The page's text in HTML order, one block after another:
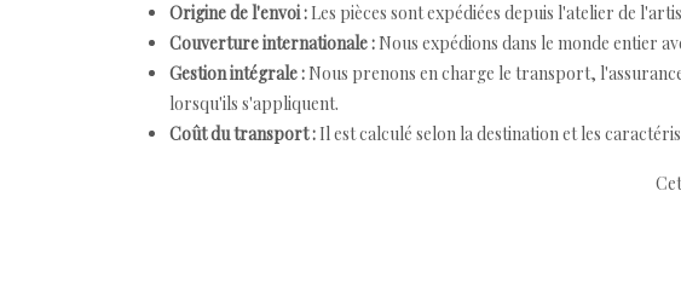
Origine de l'envoi : Les pièces sont expédiées depuis l'atelier de
Couverture internationale : Nous expédions dans le monde entier
Gestion intégrale : Nous prenons en charge le transport,
lorsqu'ils s'appliquent.
Coût du transport : Il est calculé selon la destination et les